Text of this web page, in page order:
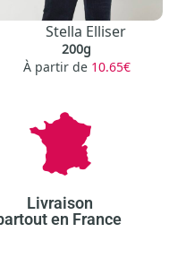
Stella Elliser
200g
À partir de 10.65€
Livraison
en France